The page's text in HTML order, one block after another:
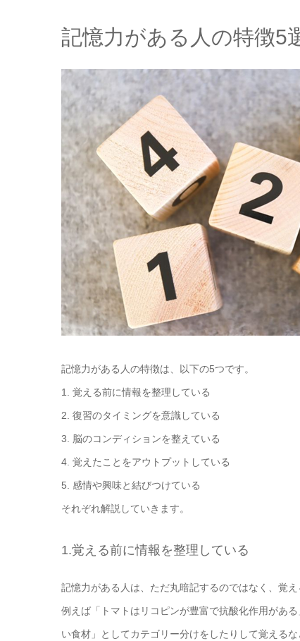
記憶力がある人の特徴5
記憶力がある人の特徴は、以下の5つです。
1. 覚える前に情報を整理している
2. 復習のタイミングを意識している
3. 脳のコンディションを整えている
4. 覚えたことをアウトプットしている
5. 感情や興味と結びつけている
それぞれ解説していきます。
1.覚える前に情報を整理している
記憶力がある人は、ただ丸暗記するのではなく、覚
例えば「トマトはリコピンが豊富で抗酸化作用があ
い食材」としてカテゴリー分けをしたりして覚える